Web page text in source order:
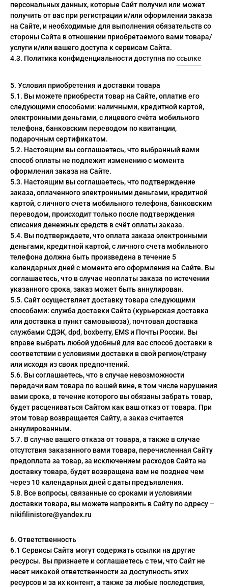
персональных данных, которые Сайт получил или может
получить от вас при регистрации и/или оформлении заказа
на Сайте, и необходимые для выполнения обязательств со
стороны Сайта в отношении приобретаемого вами товара/
услуги и/или вашего доступа к сервисам Сайта.
4.3. Политика конфиденциальности доступна поссылке
5. Условия приобретения и доставки товара
5.1. Вы можете приобрести товар на Сайте, оплатив его
следующими способами: наличными, кредитной картой,
электронными деньгами, с лицевого счёта мобильного
телефона, банковским переводом по квитанции,
подарочным сертификатом.
5.2. Настоящим вы соглашаетесь, что выбранный вами
способ оплаты не подлежит изменению с момента
оформления заказа на Сайте.
5.3. Настоящим вы соглашаетесь, что подтверждение
заказа, оплаченного электронными деньгами, кредитной
картой, с личного счета мобильного телефона, банковским
переводом, происходит только после подтверждения
списания денежных средств в счёт оплаты заказа.
5.4. Вы подтверждаете, что оплата заказа электронными
деньгами, кредитной картой, с личного счета мобильного
телефона должна быть произведена в течение 5
календарных дней с момента его оформления на Сайте. Вы
соглашаетесь, что в случае неоплаты заказа по истечении
указанного срока, заказ может быть аннулирован.
5.5. Сайт осуществляет доставку товара следующими
способами: служба доставки Сайта (курьерская доставка
или доставка в пункт самовывоза), почтовая доставка
службами СДЭК, dpd, boxberry, EMS и Почты России. Вы
вправе выбрать любой удобный для вас способ доставки в
соответствии с условиями доставки в свой регион/страну
или исходя из своих предпочтений.
5.6. Вы соглашаетесь, что в случае невозможности
передачи вам товара по вашей вине, в том числе нарушения
вами срока, в течение которого вы обязаны забрать товар,
будет расцениваться Сайтом как ваш отказ от товара. При
этом товар возвращается Сайту, а заказ считается
аннулированным.
5.7. В случае вашего отказа от товара, а также в случае
отсутствия заказанного вами товара, перечисленная Сайту
предоплата за товар, за исключением расходов Сайта на
доставку товара, будет возвращена вам не позднее чем
через 10 календарных дней с даты предъявления.
5.8. Все вопросы, связанные со сроками и условиями
доставки товара, вы можете направить в Сайту по адресу –
nikifilinistore@yandex.ru
6. Ответственность
6.1 Сервисы Сайта могут содержать ссылки на другие
ресурсы. Вы признаете и соглашаетесь с тем, что Сайт не
несет никакой ответственности за доступность этих
ресурсов и за их контент, а также за любые последствия,